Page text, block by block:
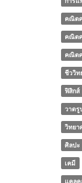
คณิต
คณิต
คณิต
ชีววิท
ฟิสิกส์
วาดรู
วิทยา
ศิลปะ
เคมี
แคลคู